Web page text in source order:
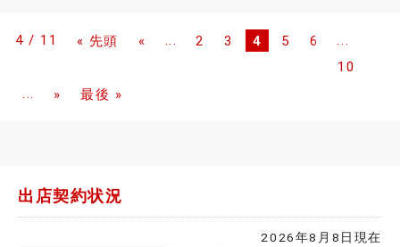
4 / 11 « 先頭 « ... 2 3 4 5 6
...
10
...
» 最後 »
出店契約状況
2026年8月8日現在